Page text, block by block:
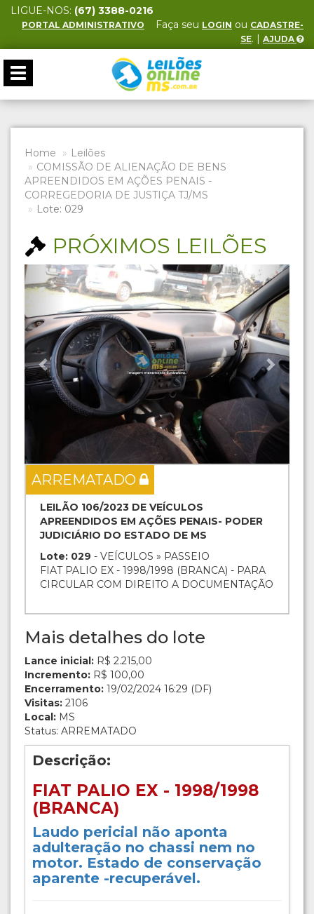
LIGUE-NOS: (67) 3388-0216
PORTAL ADMINISTRATIVO Faça seu LOGIN ou CADASTRE-
SE. | AJUDA
Toggle
navigation
Home
Leilões
COMISSÃO DE ALIENAÇÃO DE BENS
APREENDIDOS EM AÇÕES PENAIS -
CORREGEDORIA DE JUSTIÇA TJ/MS
Lote: 029
PRÓXIMOS LEILÕES
Previous Next
ARREMATADO
LEILÃO 106/2023 DE VEÍCULOS
APREENDIDOS EM AÇÕES PENAIS- PODER
JUDICIÁRIO DO ESTADO DE MS
Lote: 029 - VEÍCULOS » PASSEIO
FIAT PALIO EX - 1998/1998 (BRANCA) - PARA
CIRCULAR COM DIREITO A DOCUMENTAÇÃO
Mais detalhes do lote
Lance inicial: R$ 2.215,00
Incremento: R$ 100,00
Encerramento: 19/02/2024 16:29 (DF)
Visitas: 2106
Local: MS
Status: ARREMATADO
Descrição:
FIAT PALIO EX - 1998/1998
(BRANCA)
Laudo pericial não aponta
adulteração no chassi nem no
motor. Estado de conservação
aparente -recuperável.